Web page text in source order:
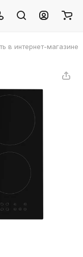
в интернет-магазине